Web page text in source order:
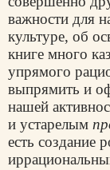
важности для
культуре, об
книге много
упрямого
выпрямить и
нашей
и устарелым
есть создание